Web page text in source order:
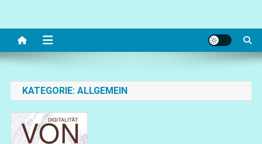
KATEGORIE: ALLGEMEIN